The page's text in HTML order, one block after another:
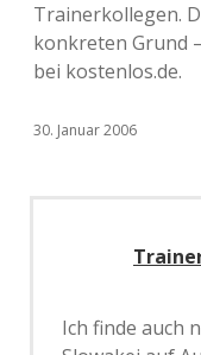
Trainerkollegen.
konkreten Grund
bei kostenlos.de.
30. Januar 2006
Ich finde auch